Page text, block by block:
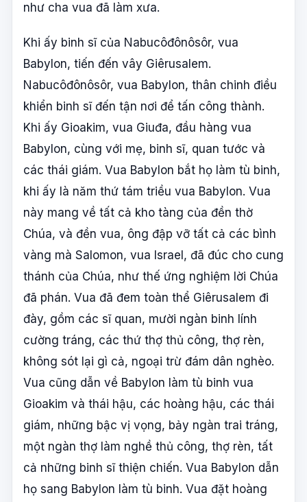
như cha vua đã làm xưa.
Khi ấy binh sĩ của Nabucôđônôsôr, vua
Babylon, tiến đến vây Giêrusalem.
Nabucôđônôsôr, vua Babylon, thân chinh điều
khiển binh sĩ đến tận nơi để tấn công thành.
Khi ấy Gioakim, vua Giuđa, đầu hàng vua
Babylon, cùng với mẹ, binh sĩ, quan tước và
các thái giám. Vua Babylon bắt họ làm tù binh,
khi ấy là năm thứ tám triều vua Babylon. Vua
này mang về tất cả kho tàng của đền thờ
Chúa, và đền vua, ông đập vỡ tất cả các bình
vàng mà Salomon, vua Israel, đã đúc cho cung
thánh của Chúa, như thế ứng nghiệm lời Chúa
đã phán. Vua đã đem toàn thể Giêrusalem đi
đày, gồm các sĩ quan, mười ngàn binh lính
cường tráng, các thứ thợ thủ công, thợ rèn,
không sót lại gì cả, ngoại trừ đám dân nghèo.
Vua cũng dẫn về Babylon làm tù binh vua
Gioakim và thái hậu, các hoàng hậu, các thái
giám, những bậc vị vọng, bảy ngàn trai tráng,
một ngàn thợ làm nghề thủ công, thợ rèn, tất
cả những binh sĩ thiện chiến. Vua Babylon dẫn
họ sang Babylon làm tù binh. Vua đặt hoàng